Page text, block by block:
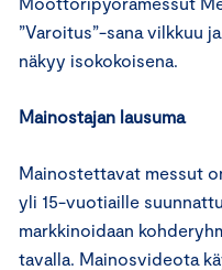
”Varoitus”-sana vilkkuu
näkyy isokokoisena.
Mainostajan lausuma
Mainostettavat messut
yli 15-vuotiaille
markkinoidaan
tavalla. Mainosvideota